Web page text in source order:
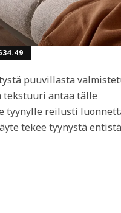
puuvillasta
tekstuuri antaa tälle
tyynylle reilusti
tekee tyynystä entistä